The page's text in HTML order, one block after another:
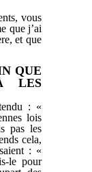
vous
que j’ai
et que
QUE
LES
: «
lois
pas les
cela,
: «
le pour